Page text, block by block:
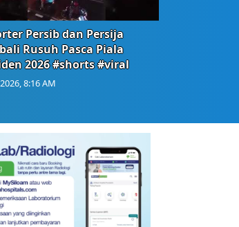
Persib dan Persija
Rusuh Pasca Piala
2026 #shorts #viral
8:16 AM